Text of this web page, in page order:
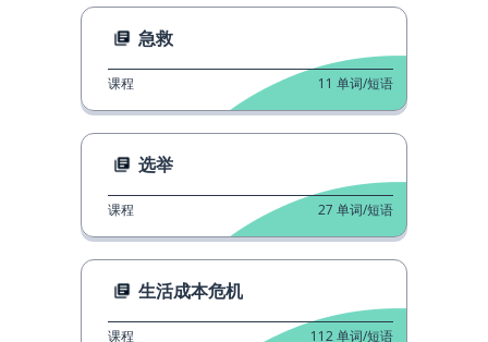
急救
课程 11 单词/短语
选举
课程 27 单词/短语
生活成本危机
课程 112单词/短语